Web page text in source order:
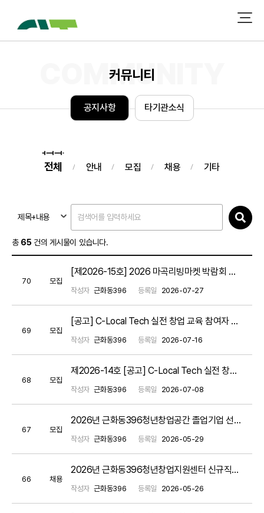
커뮤니티
공지 사항 타기관소식
전체 안내 모집 채용 기타
총 65 건의 게시물이 있습니다.
제목+내용
70 모집
[제2026-15호] 2026 마곡리빙마켓 박람회 참가 입주기업 모집 공고(~8/3까지) / *모집완료*
작성자 근화동396 등록일 2026-07-27
69 모집
[공고] C-Local Tech 실전 창업 교육 참여자 모집 공고(기간연장)
작성자 근화동396 등록일 2026-07-16
68 모집
제2026-14호 [공고] C-Local Tech 실전 창업 교육 참여자 모집 공고
작성자 근화동396 등록일 2026-07-08
67 모집
2026년 근화동396청년창업공간 졸업기업 선택형 맞춤형 지원 프로그램 서류평가 결과 공고
작성자 근화동396 등록일 2026-05-29
66 채용
2026년 근화동396청년창업지원센터 신규직원 채용공고
작성자 근화동396 등록일 2026-05-26